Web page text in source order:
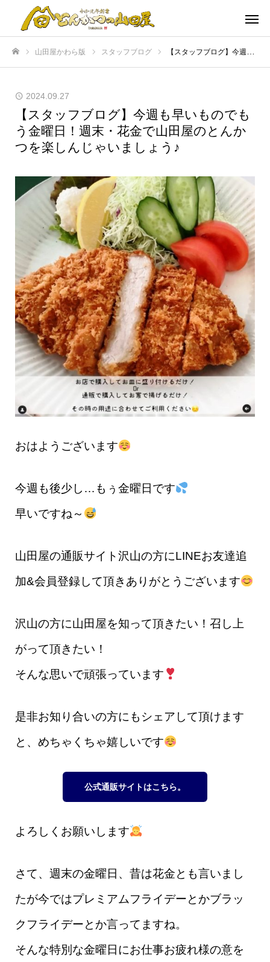
山田屋かわら版 スタッフブログ 【スタッフブログ】今週も早いものでもう金曜日！週末・花金で山田屋のとんかつを楽しんじゃいましょう♪
2024.09.27
【スタッフブログ】今週も早いものでも
う金曜日！週末・花金で山田屋のとんか
つを楽しんじゃいましょう♪
おはようございます
今週も後少し…もぅ金曜日です
早いですね～
山田屋の通販サイト沢山の方にLINEお友達追
加&会員登録して頂きありがとうございます
沢山の方に山田屋を知って頂きたい！召し上
がって頂きたい！
そんな思いで頑張っています
是非お知り合いの方にもシェアして頂けます
と、めちゃくちゃ嬉しいです
公式通販サイトはこちら。
よろしくお願いします
さて、週末の金曜日、昔は花金とも言いまし
たが今ではプレミアムフライデーとかブラッ
クフライデーとか言ってますね。
そんな特別な金曜日にお仕事お疲れ様の意を